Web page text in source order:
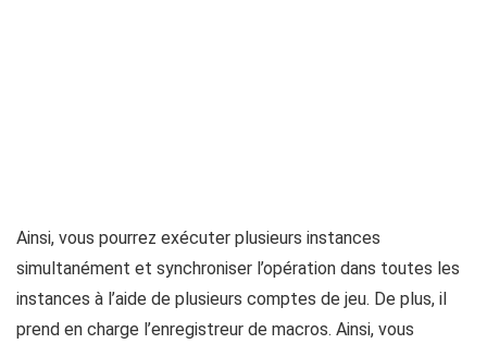
Ainsi, vous pourrez exécuter plusieurs instances
simultanément et synchroniser l’opération dans toutes les
instances à l’aide de plusieurs comptes de jeu. De plus, il
prend en charge l’enregistreur de macros. Ainsi, vous